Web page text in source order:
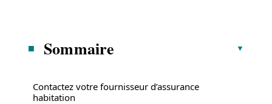
Sommaire
Contactez votre fournisseur d’assurance
habitation